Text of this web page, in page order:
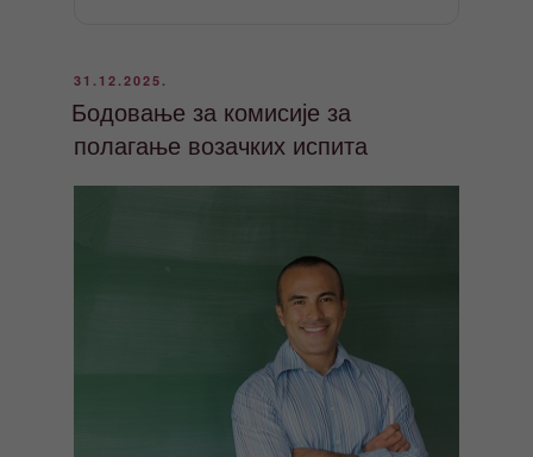
ОБЈАВЉЕНО
31.12.2025.
Бодовање за комисије за
полагање возачких испита